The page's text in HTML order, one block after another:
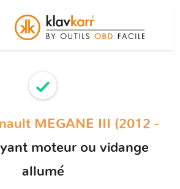
MEGANE III (2012 -
moteur ou vidange
allumé